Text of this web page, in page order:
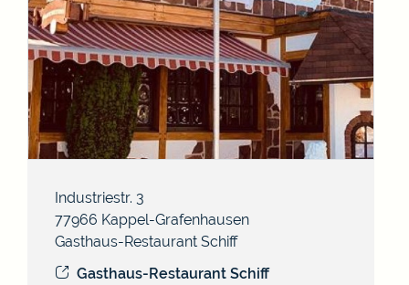
Gasthaus-Restaurant Schiff
Industriestr. 3
77966 Kappel-Grafenhausen
Gasthaus-Restaurant Schiff